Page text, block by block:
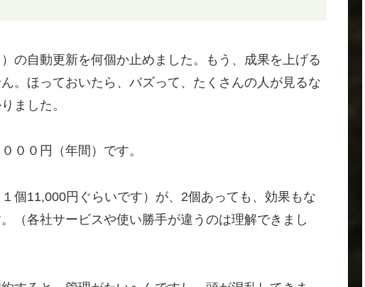
の自動更新を何個か止めました。もう、成果を上げる
。ほっておいたら、バズって、たくさんの人が見るな
ました。
００円（年間）です。
個11,000円ぐらいです）が、2個あっても、効果もな
（各社サービスや使い勝手が違うのは理解できまし